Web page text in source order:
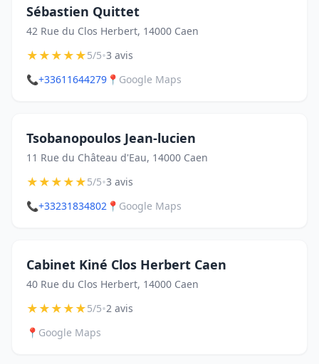
Sébastien Quittet
42 Rue du Clos Herbert, 14000 Caen
★★★★★5/5•3 avis
📞+33611644279 📍 Google Maps
Tsobanopoulos Jean-lucien
11 Rue du Château d'Eau, 14000 Caen
★★★★★5/5•3 avis
📞+33231834802 📍 Google Maps
Cabinet Kiné Clos Herbert Caen
40 Rue du Clos Herbert, 14000 Caen
★★★★★5/5•2 avis
📍 Google Maps